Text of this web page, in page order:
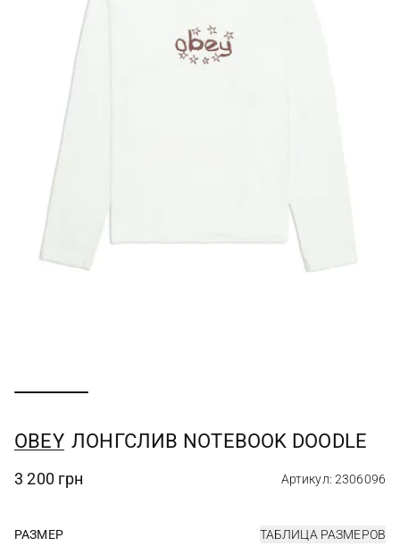
OBEY ЛОНГСЛИВ NOTEBOOK DOODLE
3 200 грн Артикул: 2306096
РАЗМЕР ТАБЛИЦА РАЗМЕРОВ